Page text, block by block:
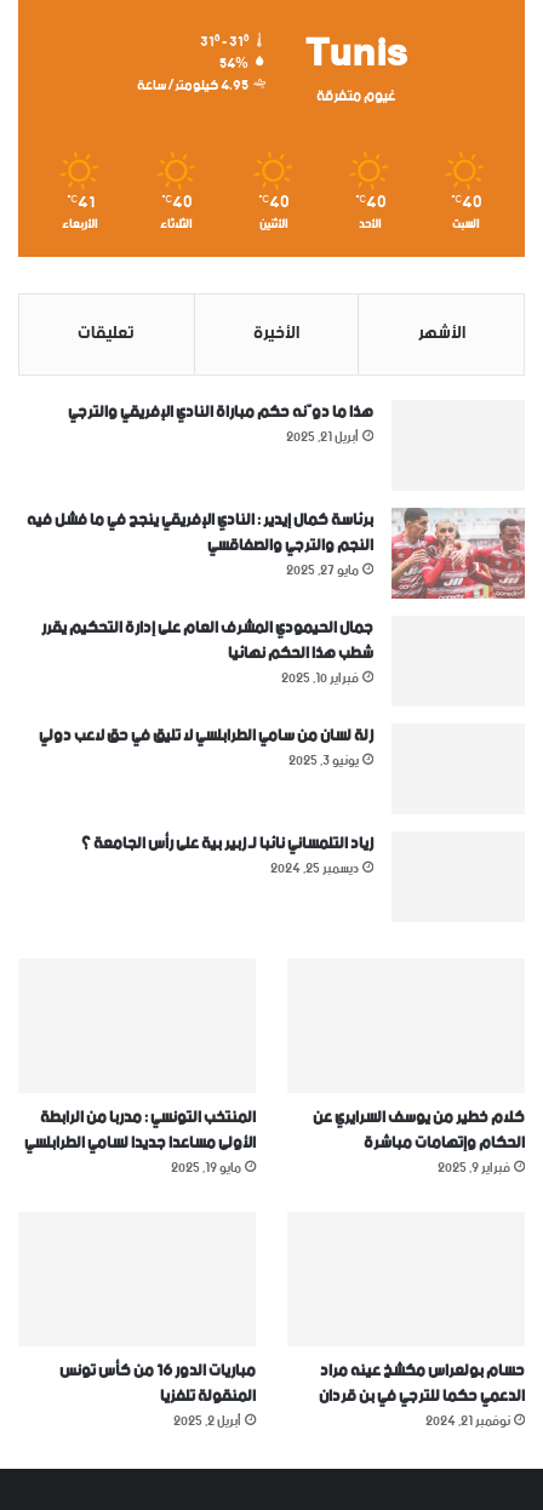
Tunis
غيوم متفرقة
31º - 31º
54%
4.95 كيلومتر/ساعة
40
℃
السبت
40
℃
الأحد
40
℃
الأثنين
40
℃
الثلاثاء
41
℃
الأربعاء
الأشهر الأخيرة تعليقات
هذا ما دوّنه حكم مباراة النادي الإفريقي والترجي
أبريل 21, 2025
برئاسة كمال إيدير : النادي الإفريقي ينجح في ما فشل فيه
النجم والترجي والصفاقسي
مايو 27, 2025
جمال الحيمودي المشرف العام على إدارة التحكيم يقرر
شطب هذا الحكم نهائيا
فبراير 10, 2025
زلة لسان من سامي الطرابلسي لا تليق في حق لاعب دولي
يونيو 3, 2025
زياد التلمساني نائبا لـ زبير بية على رأس الجامعة ؟
ديسمبر 25, 2024
كلام خطير من يوسف السرايري عن
الحكام وإتهامات مباشرة
فبراير 9, 2025
المنتخب التونسي : مدربا من الرابطة
الأولى مساعدا جديدا لسامي الطرابلسي
مايو 19, 2025
حسام بولعراس مكشخ عينه مراد
الدعمي حكما للترجي في بن قردان
نوفمبر 21, 2024
مباريات الدور 16 من كأس تونس
المنقولة تلفزيا
أبريل 2, 2025